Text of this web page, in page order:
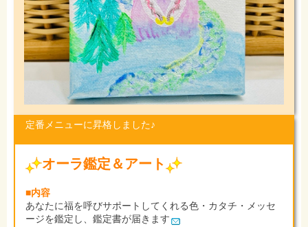
定番メニューに昇格しました♪
オーラ鑑定＆アート
■内容
あなたに福を呼びサポートしてくれる色・カタチ・メッセ
ージを鑑定し、鑑定書が届きます